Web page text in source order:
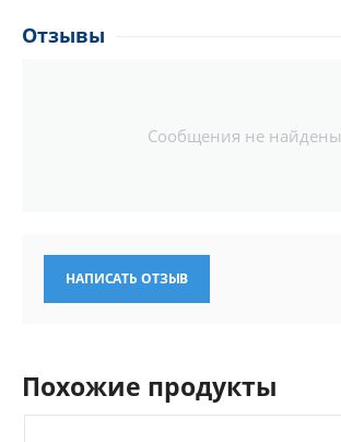
Отзывы
Сообщения не найдены
НАПИСАТЬ ОТЗЫВ
Похожие продукты